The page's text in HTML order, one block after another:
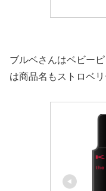
ブルベさんはベビー
は商品名もストロベリ